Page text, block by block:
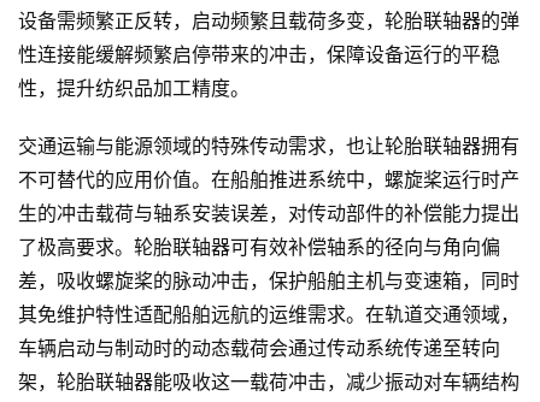
设备需频繁正反转，启动频繁且载荷多变，轮胎联轴器的弹
性连接能缓解频繁启停带来的冲击，保障设备运行的平稳
性，提升纺织品加工精度。
交通运输与能源领域的特殊传动需求，也让轮胎联轴器拥有
不可替代的应用价值。在船舶推进系统中，螺旋桨运行时产
生的冲击载荷与轴系安装误差，对传动部件的补偿能力提出
了极高要求。轮胎联轴器可有效补偿轴系的径向与角向偏
差，吸收螺旋桨的脉动冲击，保护船舶主机与变速箱，同时
其免维护特性适配船舶远航的运维需求。在轨道交通领域，
车辆启动与制动时的动态载荷会通过传动系统传递至转向
架，轮胎联轴器能吸收这一载荷冲击，减少振动对车辆结构